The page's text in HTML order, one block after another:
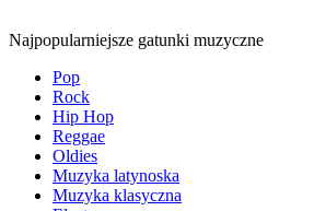
Najpopularniejsze gatunki muzyczne
Pop
Rock
Hip Hop
Reggae
Oldies
Muzyka latynoska
Muzyka klasyczna